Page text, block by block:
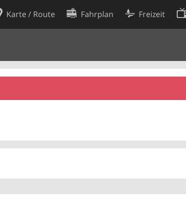
Karte / Route Fahrplan Freizeit
Cookie-Einstellungen
Entwickler